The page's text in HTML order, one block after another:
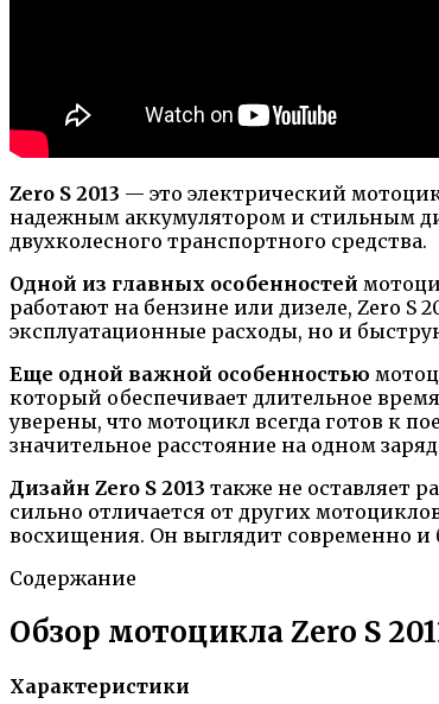
Zero S 2013 — это электрический
надежным аккумулятором и стильным
двухколесного транспортного средства.
Одной из главных особенностей
работают на бензине или дизеле, Zero
эксплуатационные расходы, но и
Еще одной важной особенностью
который обеспечивает длительное
уверены, что мотоцикл всегда готов к
значительное расстояние на одном
Дизайн Zero S 2013 также не оставляет
сильно отличается от других
восхищения. Он выглядит современно и
Содержание
Обзор мотоцикла Zero S
Характеристики